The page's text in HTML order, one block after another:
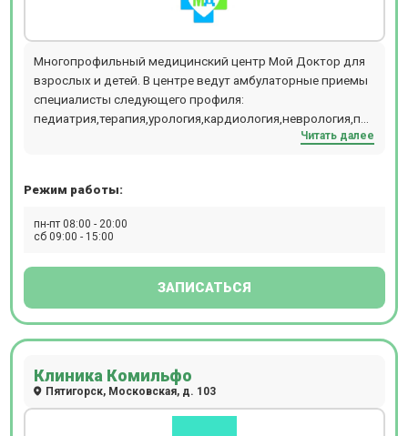
Многопрофильный медицинский центр Мой Доктор для
взрослых и детей. В центре ведут амбулаторные приемы
специалисты следующего профиля:
процедурного(инъекции/капельницы) и физио
сад/школу,оформить карту в сад/школу, больничный
Читать далее
Режим работы:
пн-пт 08:00 - 20:00
сб 09:00 - 15:00
ЗАПИСАТЬСЯ
Клиника Комильфо
Пятигорск, Московская, д. 103